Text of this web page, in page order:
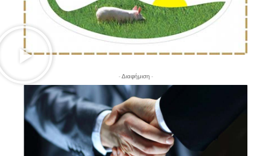
- Διαφήμιση -